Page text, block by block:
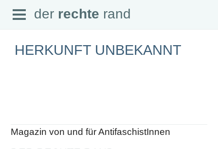
der rechte rand
Magazin
Open
Menu
der rechte rand
HERKUNFT UNBEKANNT
Magazin von und für AntifaschistInnen